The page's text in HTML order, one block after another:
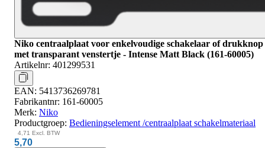
Niko centraalplaat voor enkelvoudige schakelaar of drukknop
met transparant venstertje - Intense Matt Black (161-60005)
Artikelnr: 401299531
EAN: 5413736269781
Fabrikantnr: 161-60005
Merk: Niko
Productgroep: Bedieningselement /centraalplaat schakelmateriaal
4,71 Excl. BTW
5,70